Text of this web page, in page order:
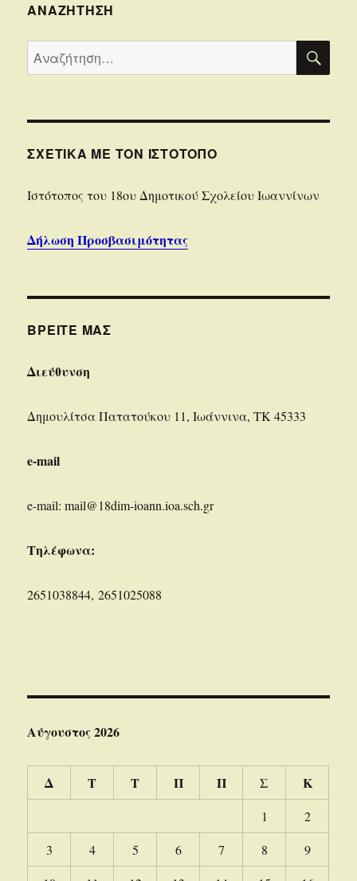
ΑΝΑΖΉΤΗΣΗ
Αναζήτηση
για:
ΣΧΕΤΙΚΆ ΜΕ ΤΟΝ ΙΣΤΌΤΟΠΟ
Iστότοπoς του 18ου Δημοτικού Σχολείου Ιωαννίνων
Δήλωση Προσβασιμότητας
ΒΡΕΊΤΕ ΜΑΣ
Διεύθυνση
Δημουλίτσα Πατατούκου 11, Ιωάννινα, ΤΚ 45333
e-mail
e-mail: mail@18dim-ioann.ioa.sch.gr
Τηλέφωνα:
2651038844, 2651025088
Αύγουστος 2026
Δ Τ Τ Π Π Σ Κ
1
2
3
4 5 6 7 8
9